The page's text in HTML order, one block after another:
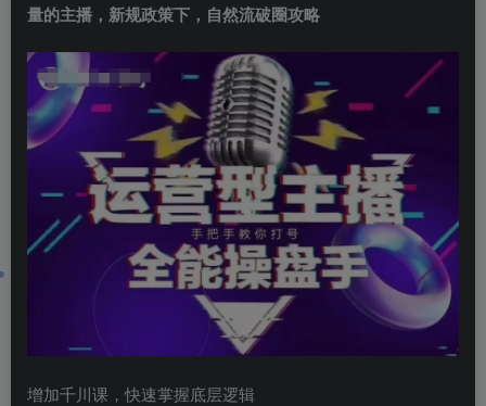
量的主播，新规政策下，自然流破圈攻略
增加千川课，快速掌握底层逻辑